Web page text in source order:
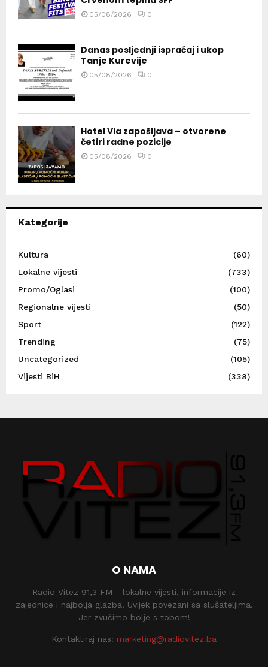
05/08/2026 0
Danas posljednji ispraćaj i ukop
Tanje Kurevije
05/08/2026 0
Hotel Via zapošljava – otvorene
četiri radne pozicije
05/08/2026 0
Kategorije
Kultura
(60)
Lokalne vijesti
(733)
Promo/Oglasi
(100)
Regionalne vijesti
(50)
Sport
(122)
Trending
(75)
Uncategorized
(105)
Vijesti BiH
(338)
O NAMA
Radio Vitez 91,3 FM - lokalne vijesti, informacije iz
zajednice i najbolja glazba. Uvijek povezani sa slušateljima.
Jer zvučimo bolje s tobom!
Kontaktiraj nas: marketing@radiovitez.ba